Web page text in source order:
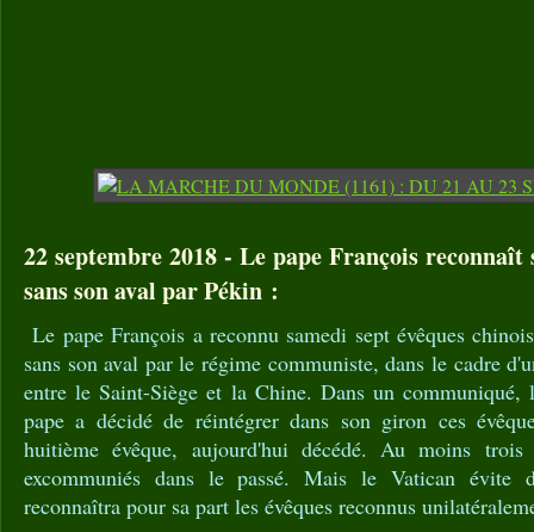
22 septembre 2018 - Le pape François reconnaît
sans son aval par Pékin :
Le pape François a reconnu samedi sept évêques
sans son aval par le régime communiste, dans le cadre
entre le Saint-Siège et la Chine. Dans un communiqué,
pape a décidé de réintégrer dans son giron ces
huitième évêque, aujourd'hui décédé. Au moins
excommuniés dans le passé. Mais le Vatican évite
reconnaîtra pour sa part les évêques reconnus